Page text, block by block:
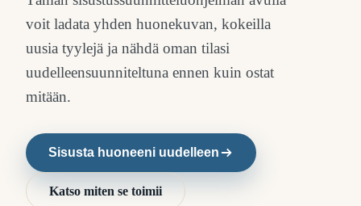
voit ladata yhden huonekuvan, kokeilla
uusia tyylejä ja nähdä oman tilasi
uudelleensuunniteltuna ennen kuin ostat
mitään.
Sisusta huoneeni uudelleen
Katso miten se toimii